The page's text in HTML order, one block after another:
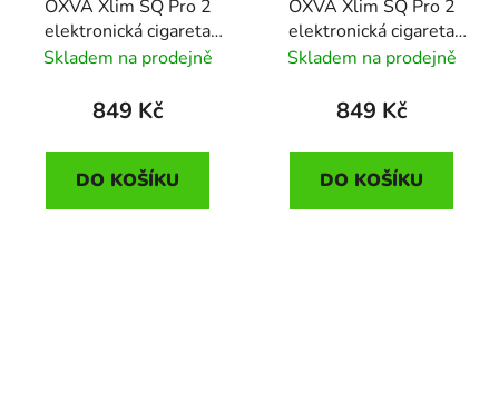
OXVA Xlim SQ Pro 2
elektronická cigareta
1600mAh Dream Pink
Skladem na prodejně
849 Kč
DO KOŠÍKU
OXVA Xlim SQ Pro 2
elektronická cigareta
1600mAh Dream
Skladem na prodejně
849 Kč
DO KOŠÍKU